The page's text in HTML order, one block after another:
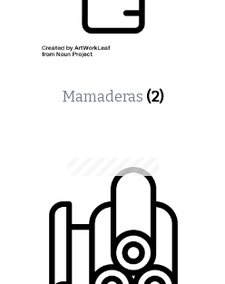
Mamaderas (2)